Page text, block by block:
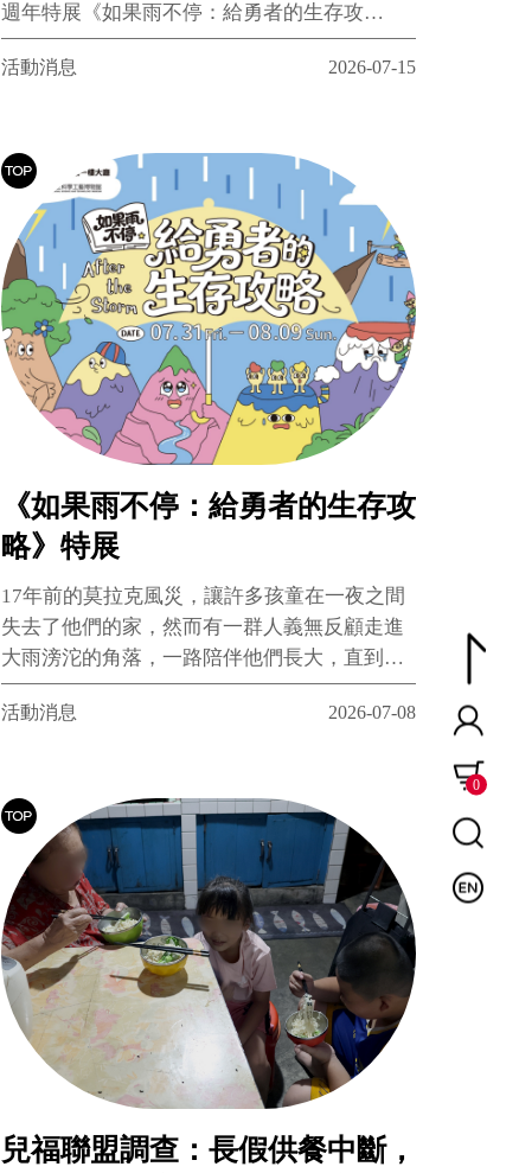
週年特展《如果雨不停：給勇者的生存攻
略》，將於2026年7月31日（五）至8月9日
（日）在高雄科工館北館一樓大廳正式展開。
活動消息 2026-07-15
《如果雨不停：給勇者的生存攻
略》特展
17年前的莫拉克風災，讓許多孩童在一夜之間
失去了他們的家，然而有一群人義無反顧走進
大雨滂沱的角落，一路陪伴他們長大，直到今
天。
活動消息 2026-07-08
兒福聯盟調查：長假供餐中斷，
0